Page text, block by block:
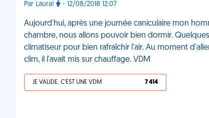
Par Laura! - 12/08/2018 12:07
Aujourd'hui, après une journée caniculaire mon
chambre, nous allons pouvoir bien dormir.
climatiseur pour bien rafraîchir l'air. Au moment
clim, il l'avait mis sur chauffage. VDM
JE VALIDE, C'EST UNE VDM 7 414